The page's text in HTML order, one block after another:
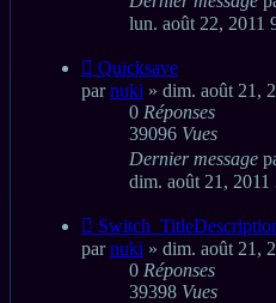
lun. août 22, 2011
Nouveau
message
Quicksave
parnuki » dim. août 21,
0 Réponses
39096 Vues
Dernier message
dim. août 21, 2011
Nouveau
message
parnuki » dim. août 21,
0 Réponses
39398 Vues